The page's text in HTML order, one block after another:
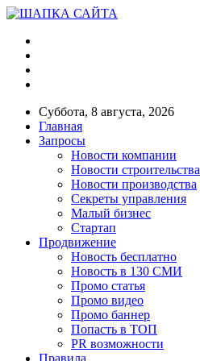
Суббота, 8 августа, 2026
Главная
Запросы
Новости компании
Новости строительства
Новости производства
Секреты управления
Малый бизнес
Стартап
Продвижение
Новость бесплатно
Новость в 130 СМИ
Промо статья
Промо видео
Промо баннер
Попасть в ТОП
PR возможности
Правила